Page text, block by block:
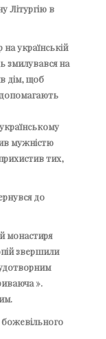
Літургію в
на українській
змилувався на
дім, щоб
допомагають
мужністю
тих,
до
монастиря
звершили
».
божевільного